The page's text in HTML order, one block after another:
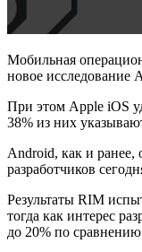
Мобильная
новое исследование
При этом Apple iOS
38% из них
Android, как и ранее,
разработчиков
Результаты RIM
тогда как интерес
до 20% по